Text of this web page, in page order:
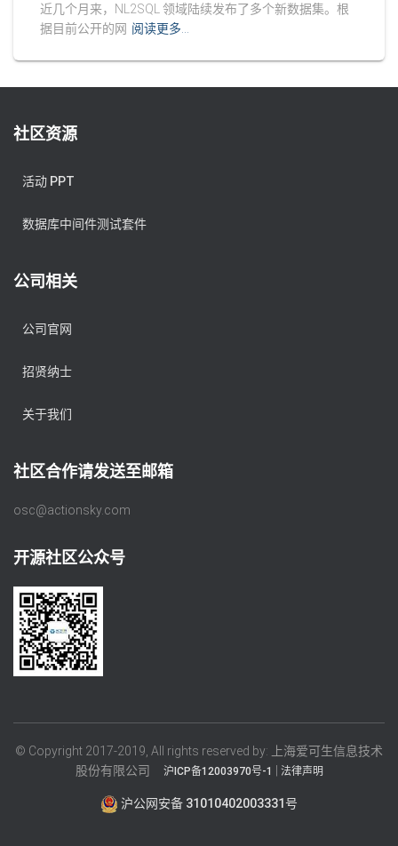
近几个月来，NL2SQL 领域陆续发布了多个新数据集。根
据目前公开的网 阅读更多…
社区资源
活动 PPT
数据库中间件测试套件
公司相关
公司官网
招贤纳士
关于我们
社区合作请发送至邮箱
osc@actionsky.com
开源社区公众号
© Copyright 2017-2019, All rights reserved by: 上海爱可生信息技术
股份有限公司
沪ICP备12003970号-1 | 法律声明
沪公网安备 31010402003331号